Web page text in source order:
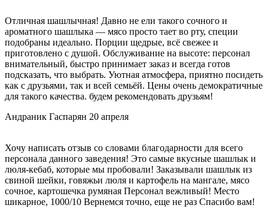
Отличная шашлычная! Давно не ели такого сочного и
ароматного шашлыка — мясо просто тает во рту, специи
подобраны идеально. Порции щедрые, всё свежее и
приготовлено с душой. Обслуживание на высоте: персонал
внимательный, быстро принимает заказ и всегда готов
подсказать, что выбрать. Уютная атмосфера, приятно посидеть
как с друзьями, так и всей семьёй. Цены очень демократичные
для такого качества. будем рекомендовать друзьям!
Андраник Гаспарян 20 апреля
Хочу написать отзыв со словами благодарности для всего
персонала данного заведения! Это самые вкусные шашлык и
люля-кебаб, которые мы пробовали! Заказывали шашлык из
свиной шейки, говяжьи люля и картофель на мангале, мясо
сочное, картошечка румяная Персонал вежливый! Место
шикарное, 1000/10 Вернемся точно, еще не раз Спасибо вам!